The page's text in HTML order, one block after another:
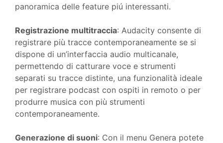
panoramica delle feature piú interessanti.
Registrazione multitraccia: Audacity consente di
registrare più tracce contemporaneamente se si
dispone di un’interfaccia audio multicanale,
permettendo di catturare voce e strumenti
separati su tracce distinte, una funzionalità ideale
per registrare podcast con ospiti in remoto o per
produrre musica con più strumenti
contemporaneamente.
Generazione di suoni: Con il menu Genera potete